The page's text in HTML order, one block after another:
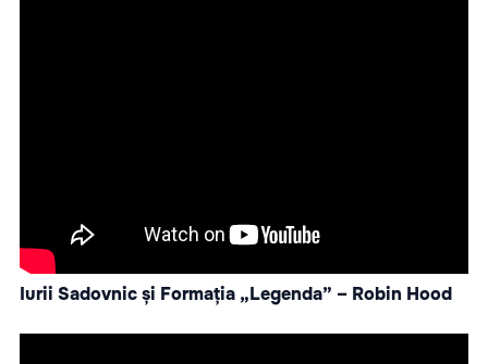
Iurii Sadovnic și Formația „Legenda” – Robin Hood